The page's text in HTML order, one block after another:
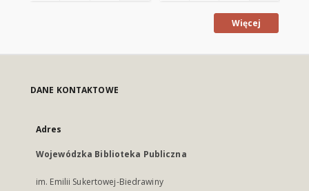
Więcej
DANE KONTAKTOWE
Adres
Wojewódzka Biblioteka Publiczna
im. Emilii Sukertowej-Biedrawiny